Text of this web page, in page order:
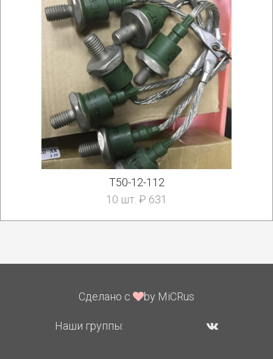
Т50-12-112
10 шт. ₽ 631
Сделано с by MiCRus
Наши группы: